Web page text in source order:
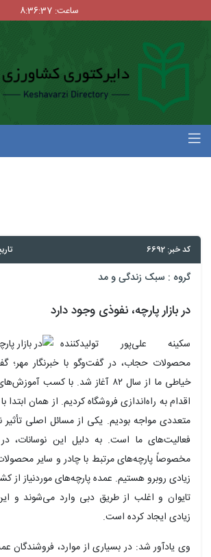
ساعت: 8:36:37
کد خبر: 6692
گروه : سبک زندگی و مد
در بازار پارچه، نفوذی وجود دارد
سکینه علی‌پور تولیدکننده
محصولات حجاب، در گفت‌وگو با خبرنگار مهر؛
اقدام به راه‌اندازی فروشگاه کردیم. از همان
متعددی مواجه بودیم. یکی از مسائل اصلی تأثیر
فعالیت‌های ما است. به دلیل این نوسانات، در
مخصوصاً پارچه‌های مرتبط با چادر و سایر
زیادی روبرو هستیم. عمده پارچه‌های موردنیاز از
تایوان و اغلب از طریق دبی وارد می‌شوند و
زیادی ایجاد کرده است.
وی یادآور شد: در بسیاری از موارد، فروشندگان